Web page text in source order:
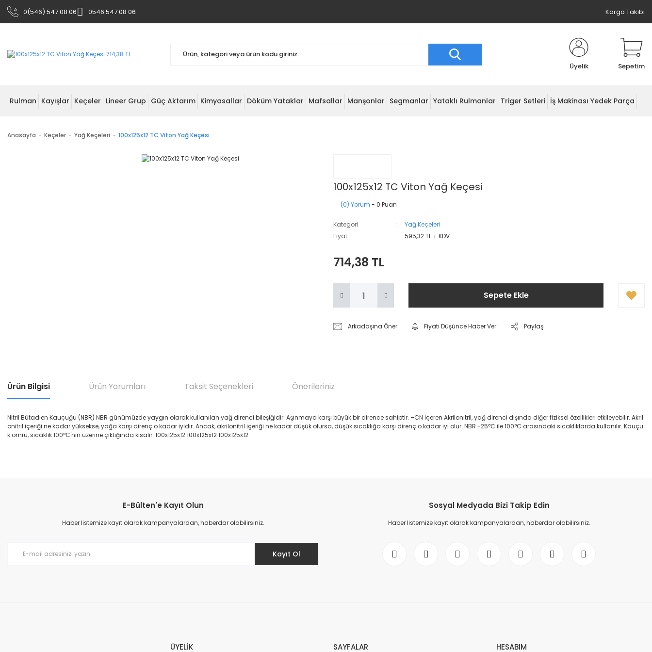
0(546) 547 08 06 0546 547 08 06 Kargo Takibi
Üyelik Sepetim
Rulman Kayışlar Keçeler Lineer Grup Güç Aktarım Kimyasallar Döküm Yataklar Mafsallar Manşonlar Segmanlar Yataklı Rulmanlar Triger Setleri İş Makinası Yedek Parça
Anasayfa Keçeler Yağ Keçeleri 100x125x12 TC Viton Yağ Keçesi
100x125x12 TC Viton Yağ Keçesi
(0) Yorum - 0 Puan
Kategori
Yağ Keçeleri
Fiyat
595,32 TL + KDV
714,38 TL
Sepete Ekle
Arkadaşına Öner Fiyatı Düşünce Haber Ver Paylaş
Ürün Bilgisi Ürün Yorumları Taksit Seçenekleri Önerileriniz
Nitril Bütadien Kauçuğu (NBR) NBR günümüzde yaygın olarak kullanılan yağ direnci bileşiğidir. Aşınmaya karşı büyük bir dirence sahiptir. –CN içeren Akrilonitril, yağ direnci dışında diğer fiziksel özellikleri etkileyebilir. Akril
onitril içeriği ne kadar yüksekse, yağa karşı direnç o kadar iyidir. Ancak, akrilonitril içeriği ne kadar düşük olursa, düşük sıcaklığa karşı direnç o kadar iyi olur. NBR -25°C ile 100°C arasındaki sıcaklıklarda kullanılır. Kauçu
k ömrü, sıcaklık 100°C'nin üzerine çıktığında kısalır. 100x125x12 100x125x12 100x125x12
Ürün resmi kalitesiz, bozuk veya görüntülenemiyor.
Ürün açıklamasında eksik bilgiler bulunuyor.
E-Bülten'e Kayıt Olun
Haber listemize kayıt olarak kampanyalardan, haberdar olabilirsiniz.
Kayıt Ol
Sosyal Medyada Bizi Takip Edin
Haber listemize kayıt olarak kampanyalardan, haberdar olabilirsiniz.
ÜYELİK SAYFALAR HESABIM